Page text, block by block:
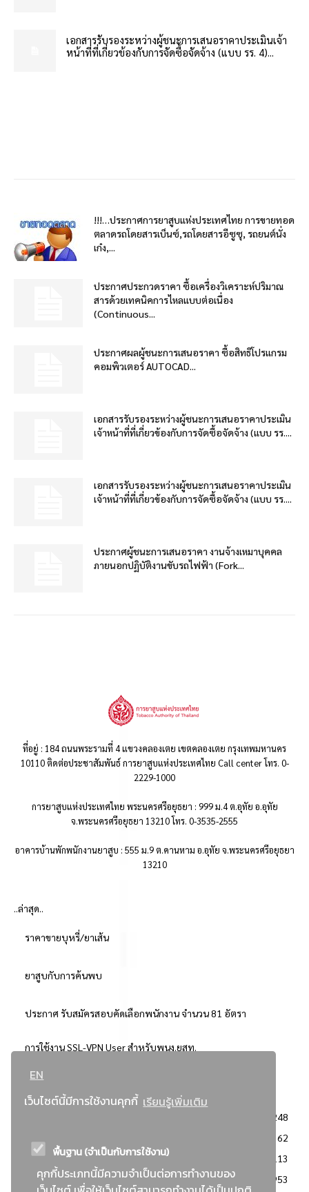
EN
เว็บไซต์นี้มีการใช้งานคุกกี้ เรียนรู้เพิ่มเติม
พื้นฐาน (จำเป็นกับการใช้งาน)
คุกกี้ประเภทนี้มีความจำเป็นต่อการทำงานของ
เอกสารรับรองระหว่างผู้ชนะการเสนอราคาประเมินเจ้า
หน้าที่ที่เกี่ยวข้องกับการจัดซื้อจัดจ้าง (แบบ รร. 4)...
!!!…ประกาศการยาสูบแห่งประเทศไทย การขายทอด
ตลาดรถโดยสารเบ็นซ์,รถโดยสารอีซูซุ, รถยนต์นั่ง
เก๋ง,...
ประกาศประกวดราคา ซื้อเครื่องวิเคราะห์ปริมาณ
สารด้วยเทคนิคการไหลแบบต่อเนื่อง
(Continuous...
ประกาศผลผู้ชนะการเสนอราคา ซื้อสิทธิโปรแกรม
คอมพิวเตอร์ AUTOCAD...
เอกสารรับรองระหว่างผู้ชนะการเสนอราคาประเมิน
เจ้าหน้าที่ที่เกี่ยวข้องกับการจัดซื้อจัดจ้าง (แบบ รร....
เอกสารรับรองระหว่างผู้ชนะการเสนอราคาประเมิน
เจ้าหน้าที่ที่เกี่ยวข้องกับการจัดซื้อจัดจ้าง (แบบ รร....
ประกาศผู้ชนะการเสนอราคา งานจ้างเหมาบุคคล
ภายนอกปฏิบัติงานขับรถไฟฟ้า (Fork...
ที่อยู่ : 184 ถนนพระรามที่ 4 แขวงคลองเตย เขตคลองเตย กรุงเทพมหานคร
10110 ติดต่อประชาสัมพันธ์ การยาสูบแห่งประเทศไทย Call center โทร. 0-
2229-1000
การยาสูบแห่งประเทศไทย พระนครศรีอยุธยา : 999 ม.4 ต.อุทัย อ.อุทัย
จ.พระนครศรีอยุธยา 13210 โทร. 0-3535-2555
อาคารบ้านพักพนักงานยาสูบ : 555 ม.9 ต.คานหาม อ.อุทัย จ.พระนครศรีอยุธยา
13210
..ล่าสุด..
ราคาขายบุหรี่/ยาเส้น
ยาสูบกับการค้นพบ
ประกาศ รับสมัครสอบคัดเลือกพนักงาน จำนวน 81 อัตรา
การใช้งาน SSL-VPN User สำหรับพนง.ยสท.
..ยอดนิยม..
3248
2362
: วิธีเฉพาะเจาะจง
2113
ข่าวสาร/ประกาศ
1953